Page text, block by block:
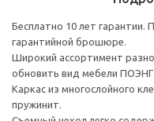
Бесплатно 10 лет гарантии.
гарантийной брошюре.
Широкий ассортимент
обновить вид мебели ПОЭНГ
Каркас из многослойного
пружинит.